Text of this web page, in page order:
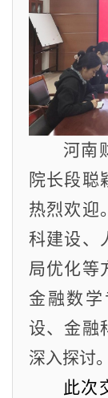
河南
院长段聪
热烈欢迎
科建设、
局优化等
金融数
设、金融
深入探讨。
此次